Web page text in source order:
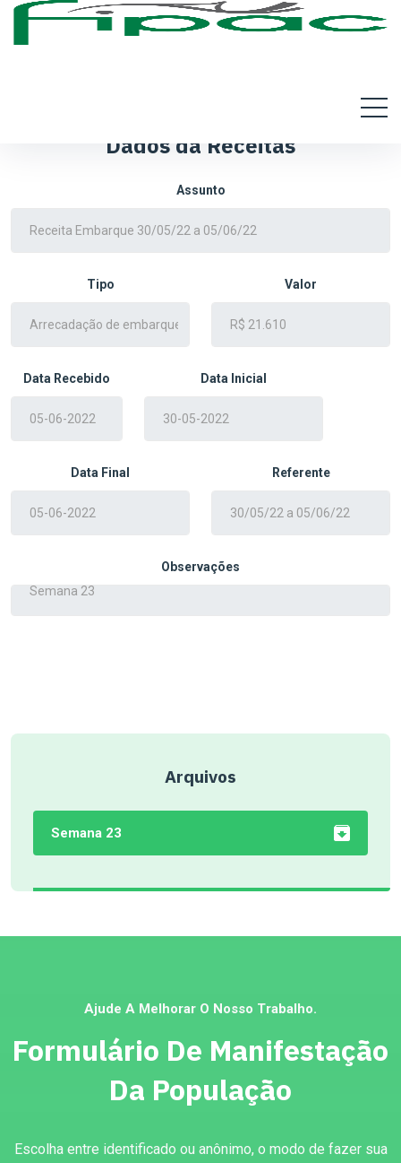
Arquivos
Semana 23
Dados da Receitas
Assunto
Tipo Valor
Data Recebido Data Inicial
Data Final Referente
Observações
Ajude A Melhorar O Nosso Trabalho.
Formulário De Manifestação
Da População
Escolha entre identificado ou anônimo, o modo de fazer sua